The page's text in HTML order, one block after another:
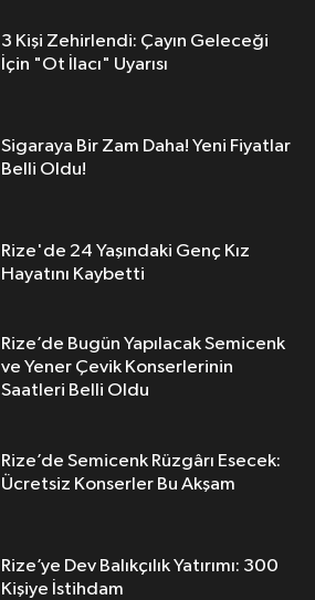
3 Kişi Zehirlendi: Çayın Geleceği
İçin "Ot İlacı" Uyarısı
Sigaraya Bir Zam Daha! Yeni Fiyatlar
Belli Oldu!
Rize'de 24 Yaşındaki Genç Kız
Hayatını Kaybetti
Rize’de Bugün Yapılacak Semicenk
ve Yener Çevik Konserlerinin
Saatleri Belli Oldu
Rize’de Semicenk Rüzgârı Esecek:
Ücretsiz Konserler Bu Akşam
Rize’ye Dev Balıkçılık Yatırımı: 300
Kişiye İstihdam